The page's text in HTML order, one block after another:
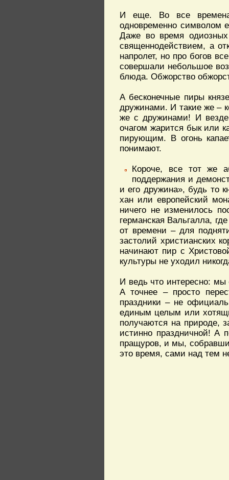
И еще. Во все времена
одновременно символом
Даже во время
священнодействием, а
напролет, но про богов
совершали небольшое
блюда. Обжорство
А бесконечные пиры
дружинами. И такие же –
же с дружинами! И
очагом жарится бык или
пирующим. В огонь
понимают.
Короче, все тот же
поддержания и
и его дружина», будь то
хан или европейский
ничего не изменилось
германская Вальгалла,
от времени – для
застолий христианских
начинают пир с
культуры не уходил
И ведь что интересно: мы
А точнее – просто
праздники – не
единым целым или
получаются на природе,
истинно праздничной! А
пращуров, и мы,
это время, сами над тем